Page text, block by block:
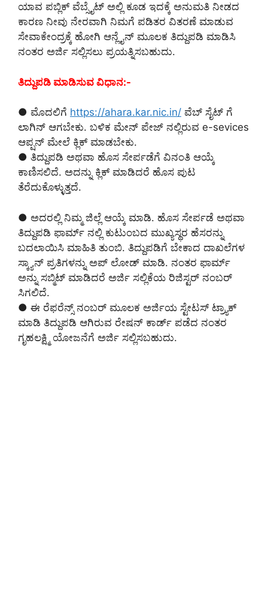
ಯಾವ ಪಬ್ಲಿಕ್ ವೆಬ್ಸೈಟ್ ಅಲ್ಲಿ ಕೂಡ ಇದಕ್ಕೆ ಅನುಮತಿ ನೀಡದ
ಕಾರಣ ನೀವು ನೇರವಾಗಿ ನಿಮಗೆ ಪಡಿತರ ವಿತರಣೆ ಮಾಡುವ
ಸೇವಾಕೇಂದ್ರಕ್ಕೆ ಹೋಗಿ ಆನ್ಲೈನ್ ಮೂಲಕ ತಿದ್ದುಪಡಿ ಮಾಡಿಸಿ
ನಂತರ ಅರ್ಜಿ ಸಲ್ಲಿಸಲು ಪ್ರಯತ್ನಿಸಬಹುದು.
ತಿದ್ದುಪಡಿ ಮಾಡಿಸುವ ವಿಧಾನ:-
● ಮೊದಲಿಗೆ https://ahara.kar.nic.in/ ವೆಬ್ ಸೈಟ್ ಗೆ
ಲಾಗಿನ್ ಆಗಬೇಕು. ಬಳಿಕ ಮೇನ್ ಪೇಜ್ ನಲ್ಲಿರುವ e-sevices
ಆಪ್ಷನ್ ಮೇಲೆ ಕ್ಲಿಕ್ ಮಾಡಬೇಕು.
● ತಿದ್ದುಪಡಿ ಅಥವಾ ಹೊಸ ಸೇರ್ಪಡೆಗೆ ವಿನಂತಿ ಆಯ್ಕೆ
ಕಾಣಿಸಲಿದೆ. ಅದನ್ನು ಕ್ಲಿಕ್ ಮಾಡಿದರೆ ಹೊಸ ಪುಟ
ತೆರೆದುಕೊಳ್ಳುತ್ತದೆ.
● ಅದರಲ್ಲಿ ನಿಮ್ಮ ಜಿಲ್ಲೆ ಆಯ್ಕೆ ಮಾಡಿ. ಹೊಸ ಸೇರ್ಪಡೆ ಅಥವಾ
ತಿದ್ದುಪಡಿ ಫಾರ್ಮ್ ನಲ್ಲಿ ಕುಟುಂಬದ ಮುಖ್ಯಸ್ಥರ ಹೆಸರನ್ನು
ಬದಲಾಯಿಸಿ ಮಾಹಿತಿ ತುಂಬಿ. ತಿದ್ದುಪಡಿಗೆ ಬೇಕಾದ ದಾಖಲೆಗಳ
ಸ್ಕ್ಯಾನ್ ಪ್ರತಿಗಳನ್ನು ಅಪ್ ಲೋಡ್ ಮಾಡಿ. ನಂತರ ಫಾರ್ಮ್
ಅನ್ನು ಸಬ್ಮಿಟ್ ಮಾಡಿದರೆ ಅರ್ಜಿ ಸಲ್ಲಿಕೆಯ ರಿಜಿಸ್ಟರ್ ನಂಬರ್
ಸಿಗಲಿದೆ.
● ಈ ರೆಫರೆನ್ಸ್ ನಂಬರ್ ಮೂಲಕ ಅರ್ಜಿಯ ಸ್ಟೇಟಸ್ ಟ್ರ್ಯಾಕ್
ಮಾಡಿ ತಿದ್ದುಪಡಿ ಆಗಿರುವ ರೇಷನ್ ಕಾರ್ಡ್ ಪಡೆದ ನಂತರ
ಗೃಹಲಕ್ಷ್ಮಿ ಯೋಜನೆಗೆ ಅರ್ಜಿ ಸಲ್ಲಿಸಬಹುದು.